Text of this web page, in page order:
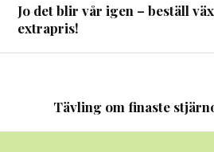
Jo det blir vår igen – beställ
extrapris!
Tävling om finaste